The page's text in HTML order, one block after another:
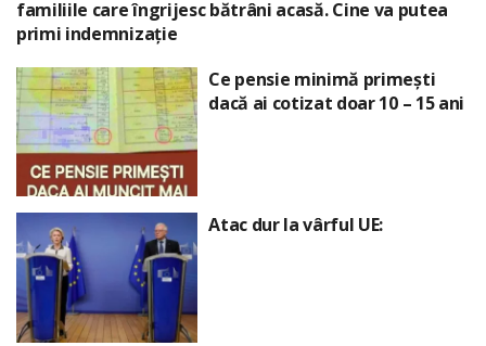
familiile care îngrijesc bătrâni acasă. Cine va putea
primi indemnizație
Ce pensie minimă primești
dacă ai cotizat doar 10 – 15 ani
Atac dur la vârful UE: